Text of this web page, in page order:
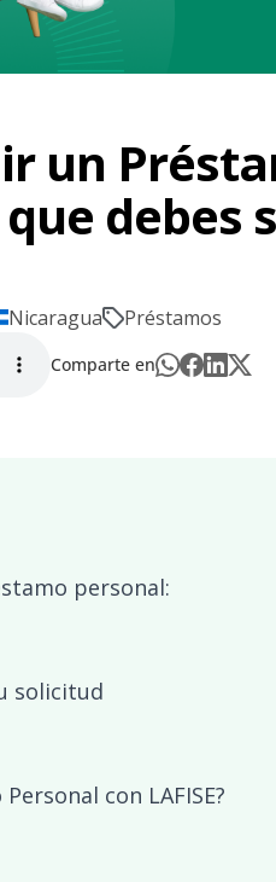
un
debes
Nicaragua Préstamos
Comparte en
personal:
solicitud
con LAFISE?